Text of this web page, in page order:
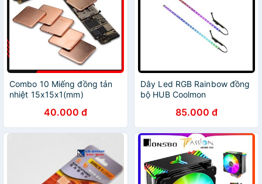
Combo 10 Miếng đồng tản
nhiệt 15x15x1(mm)
40.000 đ
Dây Led RGB Rainbow đồng
bộ HUB Coolmon
85.000 đ